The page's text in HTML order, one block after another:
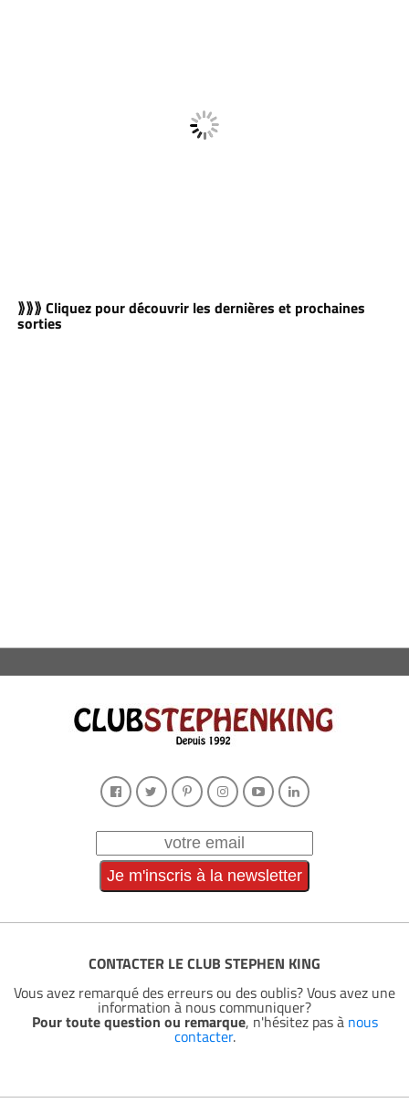
⟫⟫⟫ Cliquez pour découvrir les dernières et prochaines
sorties
CONTACTER LE CLUB STEPHEN KING
Vous avez remarqué des erreurs ou des oublis? Vous avez une
information à nous communiquer?
Pour toute question ou remarque, n'hésitez pas à nous
contacter.